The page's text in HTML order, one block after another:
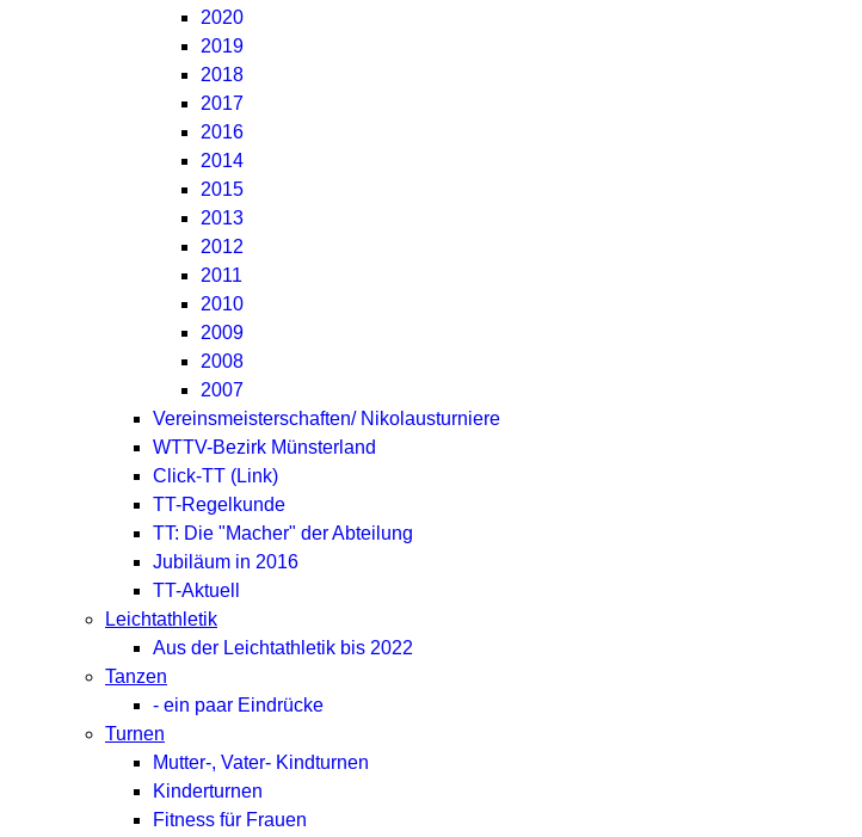
2020
2019
2018
2017
2016
2014
2015
2013
2012
2011
2010
2009
2008
2007
Vereinsmeisterschaften/ Nikolausturniere
WTTV-Bezirk Münsterland
Click-TT (Link)
TT-Regelkunde
TT: Die "Macher" der Abteilung
Jubiläum in 2016
TT-Aktuell
Leichtathletik
Aus der Leichtathletik bis 2022
Tanzen
- ein paar Eindrücke
Turnen
Mutter-, Vater- Kindturnen
Kinderturnen
Fitness für Frauen